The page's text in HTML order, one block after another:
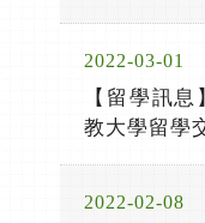
2022-03-01
【留學訊
教大學留學
2022-02-08